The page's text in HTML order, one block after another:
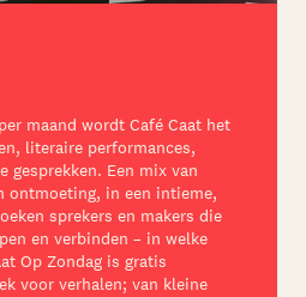
per maand wordt Café Caat het
literaire performances,
gesprekken. Een mix van
ontmoeting, in een intieme,
sprekers en makers die
en verbinden – in welke
Op Zondag is gratis
voor verhalen; van kleine